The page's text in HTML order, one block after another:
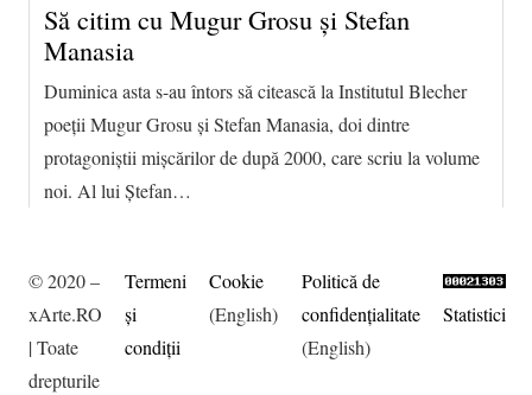
Să citim cu Mugur Grosu și Stefan
Manasia
Duminica asta s-au întors să citească la Institutul Blecher
poeții Mugur Grosu și Stefan Manasia, doi dintre
protagoniștii mișcărilor de după 2000, care scriu la volume
noi. Al lui Ștefan…
© 2020 –
xArte.RO
| Toate
drepturile
Termeni
şi
condiţii
Cookie
(English)
Politică de
confidențialitate
(English)
Statistici